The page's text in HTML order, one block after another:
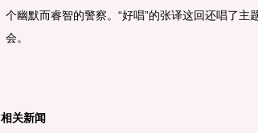
个幽默而睿智的警察。“好唱”的张译这回还唱了主
会。
相关新闻